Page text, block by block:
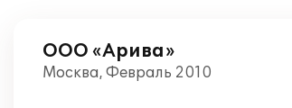
ООО «Арива»
Москва, Февраль 2010